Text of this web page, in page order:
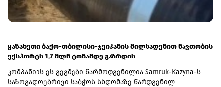
ყაზახეთი ბაქო-თბილისი-ჯეიჰანის მილსადენით ნავთობის
ექსპორტს 1,7 მლნ ტონამდე გაზრდის
კომპანიის ეს გეგმები წარმოდგენილია Samruk-Kazyna-ს
საზოგადოებრივი საბჭოს სხდომაზე წარდგენილ